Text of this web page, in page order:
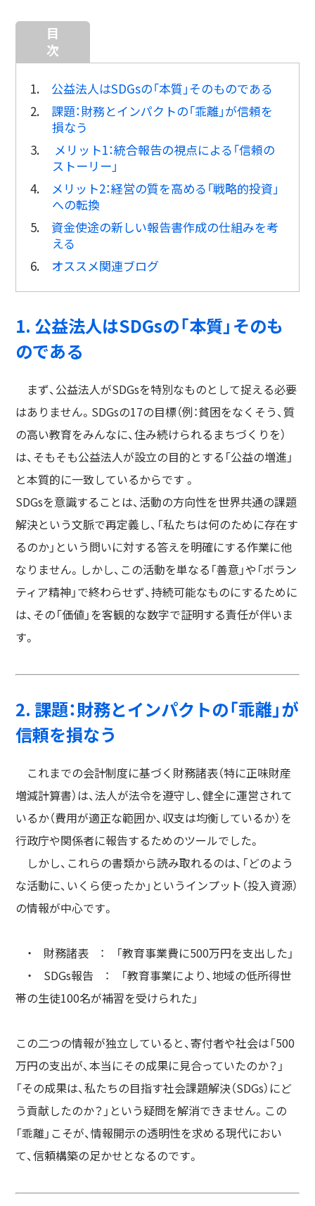
目
次
1. 公益法人はSDGsの「本質」そのものである
2. 課題：財務とインパクトの「乖離」が信頼を
損なう
3.
メリット1：統合報告の視点による「信頼の
ストーリー」
4.
メリット2：経営の質を高める「戦略的投資」
への転換
5. 資金使途の新しい報告書作成の仕組みを考
える
6. オススメ関連ブログ
1. 公益法人はSDGsの「本質」そのも
のである
まず、公益法人がSDGsを特別なものとして捉える必要
はありません。SDGsの17の目標（例：貧困をなくそう、質
の高い教育をみんなに、住み続けられるまちづくりを）
は、そもそも公益法人が設立の目的とする「公益の増進」
と本質的に一致しているからです 。
SDGsを意識することは、活動の方向性を世界共通の課題
解決という文脈で再定義し、「私たちは何のために存在す
るのか」という問いに対する答えを明確にする作業に他
なりません。しかし、この活動を単なる「善意」や「ボラン
ティア精神」で終わらせず、持続可能なものにするために
は、その「価値」を客観的な数字で証明する責任が伴いま
す。
2. 課題：財務とインパクトの「乖離」が
信頼を損なう
これまでの会計制度に基づく財務諸表（特に正味財産
増減計算書）は、法人が法令を遵守し、健全に運営されて
いるか（費用が適正な範囲か、収支は均衡しているか）を
行政庁や関係者に報告するためのツールでした。
しかし、これらの書類から読み取れるのは、「どのよう
な活動に、いくら使ったか」というインプット（投入資源）
の情報が中心です。
・ 財務諸表 ： 「教育事業費に500万円を支出した」
・ SDGs報告 ： 「教育事業により、地域の低所得世
帯の生徒100名が補習を受けられた」
この二つの情報が独立していると、寄付者や社会は「500
万円の支出が、本当にその成果に見合っていたのか？」
「その成果は、私たちの目指す社会課題解決（SDGs）にど
う貢献したのか？」という疑問を解消できません。この
「乖離」こそが、情報開示の透明性を求める現代におい
て、信頼構築の足かせとなるのです。